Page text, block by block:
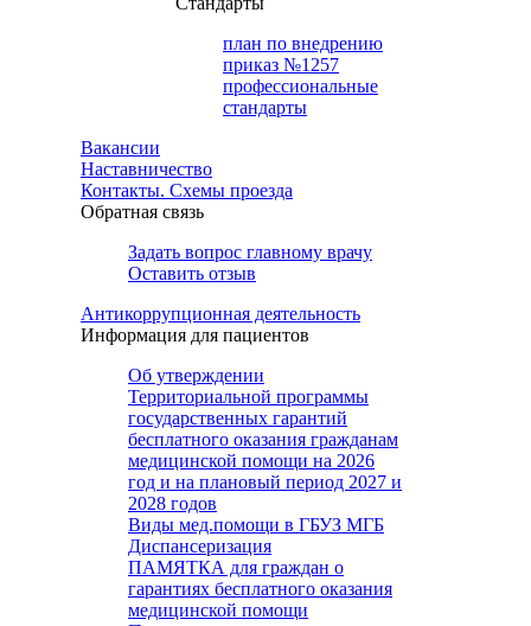
план по внедрению
приказ №1257
профессиональные
стандарты
Вакансии
Наставничество
Контакты. Схемы проезда
Обратная связь
Задать вопрос главному врачу
Оставить отзыв
Антикоррупционная деятельность
Информация для пациентов
Об утверждении
Территориальной программы
государственных гарантий
бесплатного оказания гражданам
медицинской помощи на 2026
год и на плановый период 2027 и
2028 годов
Виды мед.помощи в ГБУЗ МГБ
Диспансеризация
ПАМЯТКА для граждан о
гарантиях бесплатного оказания
медицинской помощи